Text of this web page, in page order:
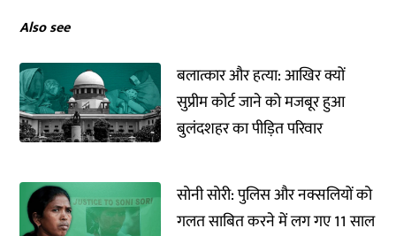
Also see
बलात्कार और हत्या: आखिर क्यों
सुप्रीम कोर्ट जाने को मजबूर हुआ
बुलंदशहर का पीड़ित परिवार
सोनी सोरी: पुलिस और नक्सलियों को
गलत साबित करने में लग गए 11 साल